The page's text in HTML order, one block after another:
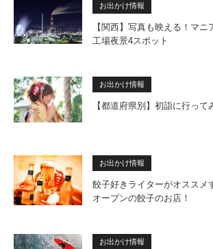
お出かけ情報
【関西】写真も映える！マ
工場夜景4スポット
お出かけ情報
【都道府県別】初詣に行って
お出かけ情報
餃子好きライターがオススメ
オープンの餃子のお店！
お出かけ情報